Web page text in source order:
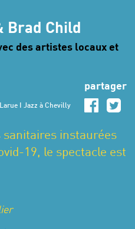
Brad Child
des artistes locaux et
I Jazz à Chevilly
partager
sanitaires instaurées
19, le spectacle est